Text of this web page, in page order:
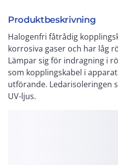
Produktbeskrivning
Halogenfri fåtrådig
korrosiva gaser och har låg
Lämpar sig för indragning i
som kopplingskabel i
utförande. Ledarisoleringen
UV-ljus.